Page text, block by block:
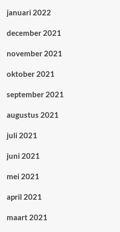
januari 2022
december 2021
november 2021
oktober 2021
september 2021
augustus 2021
juli 2021
juni 2021
mei 2021
april 2021
maart 2021